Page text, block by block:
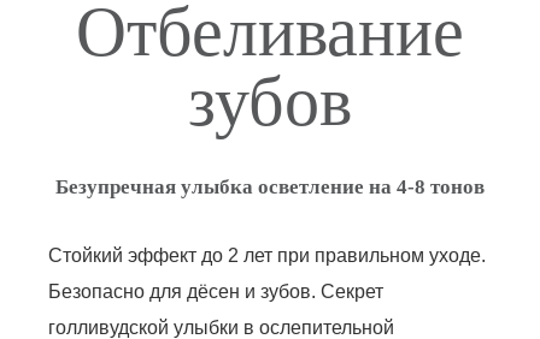
Отбеливание
зубов
Безупречная улыбка осветление на 4-8 тонов
Стойкий эффект до 2 лет при правильном уходе.
Безопасно для дёсен и зубов. Секрет
голливудской улыбки в ослепительной